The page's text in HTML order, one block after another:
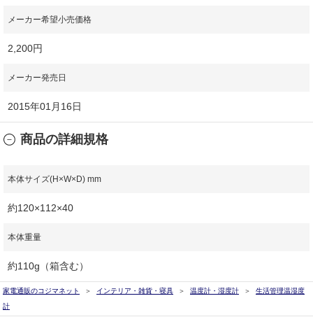
メーカー希望小売価格
2,200円
メーカー発売日
2015年01月16日
商品の詳細規格
本体サイズ(H×W×D) mm
約120×112×40
本体重量
約110g（箱含む）
家電通販のコジマネット インテリア・雑貨・寝具 温度計・湿度計
生活管理温湿度
計